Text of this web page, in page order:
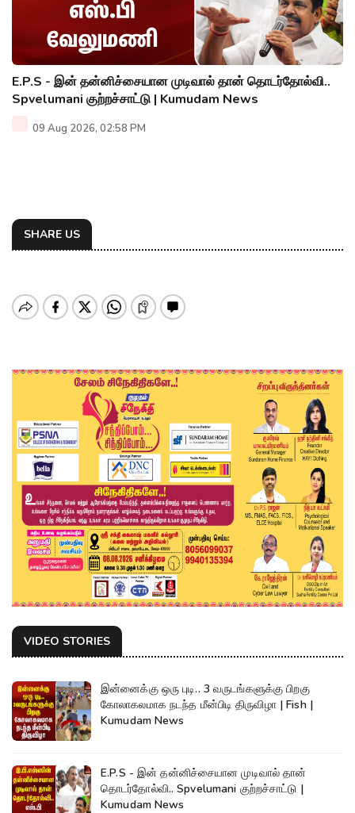
E.P.S - இன் தன்னிச்சையான முடிவால் தான் தொடர்தோல்வி..
Spvelumani குற்றச்சாட்டு | Kumudam News
09 Aug 2026, 02:58 PM
SHARE US
VIDEO STORIES
இன்னைக்கு ஒரு புடி.. 3 வருடங்களுக்கு பிறகு
கோலாகலமாக நடந்த மீன்பிடி திருவிழா | Fish |
Kumudam News
E.P.S - இன் தன்னிச்சையான முடிவால் தான்
தொடர்தோல்வி.. Spvelumani குற்றச்சாட்டு |
Kumudam News